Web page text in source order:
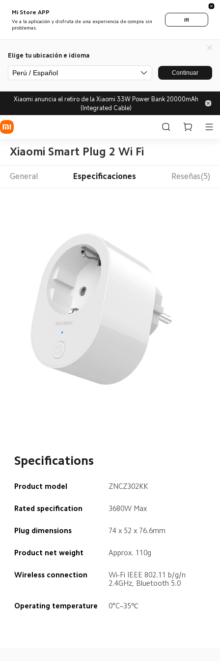
Mi Store APP
Ve a la aplicación y disfruta de una experiencia de compra sin
problemas.
IR
Elige tu ubicación e idioma
Perú / Español Continuar
Xiaomi anuncia el retiro de la Xiaomi 33W Power Bank 20000mAh
(Integrated Cable)
Xiaomi Smart Plug 2 Wi Fi
General Especificaciones Reseñas(5)
Specifications
Product model ZNCZ302KK
Rated specification 3680W Max
Plug dimensions 74 x 52 x 76.6mm
Product net weight Approx. 110g
Wireless connection
Wi-Fi IEEE 802.11 b/g/n
2.4GHz, Bluetooth 5.0
Operating temperature 0°C–35℃